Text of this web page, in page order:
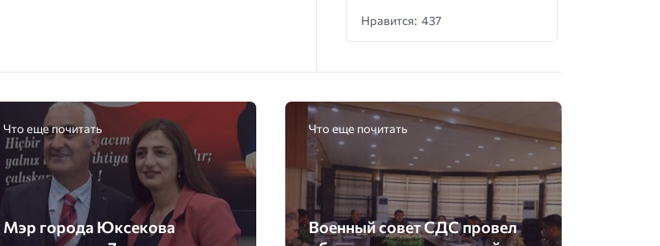
Нравится: 437
Что еще почитать
Мэр города Юксекова
Что еще почитать
Военный совет СДС провел